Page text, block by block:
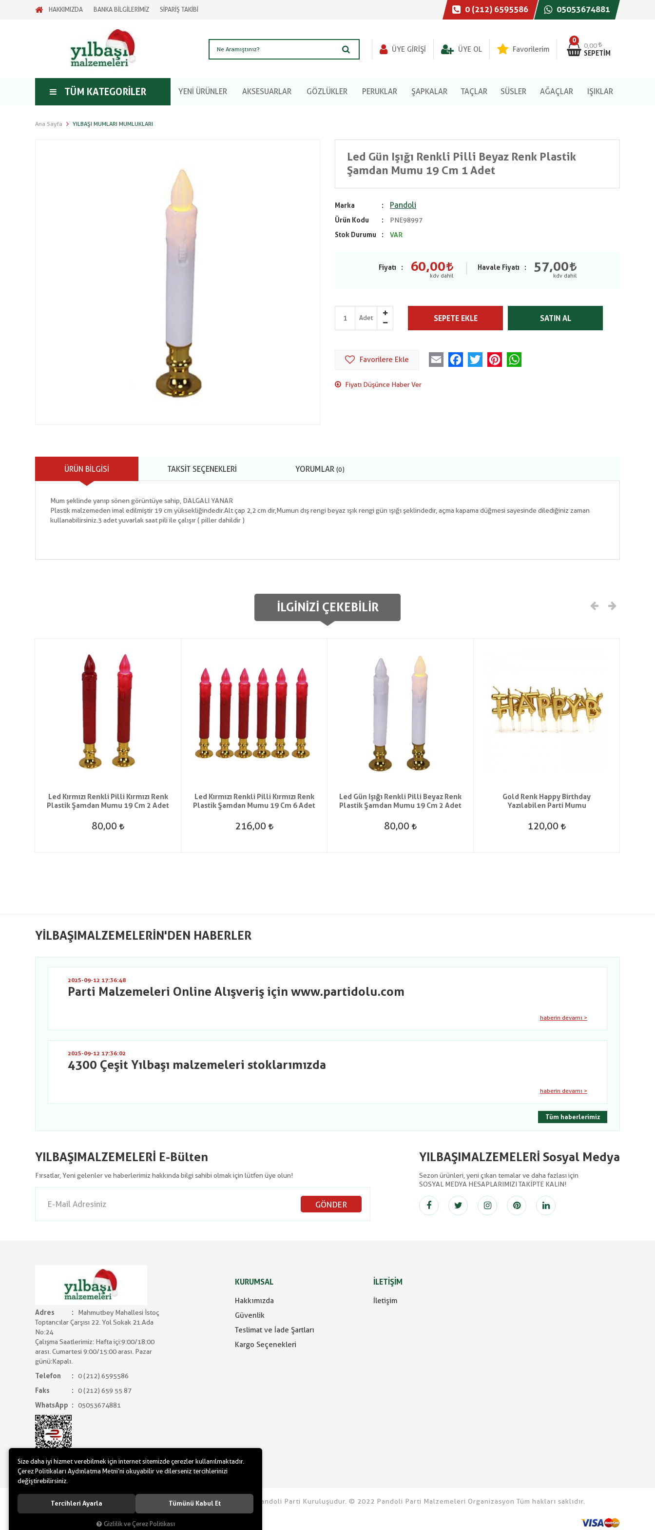
HAKKIMIZDA BANKA BİLGİLERİMİZ SİPARİŞ TAKİBİ 0 (212) 6595586 05053674881
0
0,00
SEPETIM
ÜYE GIRIŞI ÜYE OL Favorilerim
TÜM KATEGORILER YENİ ÜRÜNLER AKSESUARLAR GÖZLÜKLER PERUKLAR ŞAPKALAR TAÇLAR SÜSLER AĞAÇLAR IŞIKLAR
Ana Sayfa YILBAŞI MUMLARI MUMLUKLARI
Led Gün Işığı Renkli Pilli Beyaz Renk Plastik
Şamdan Mumu 19 Cm 1 Adet
Marka Pandoli
Ürün Kodu
PNE98997
Stok Durumu
VAR
Fiyatı 60,00 Havale Fiyatı 57,00
Adet SEPETE EKLE SATIN AL
Favorilere Ekle Email FacebookTwitter Pinterest
Fiyatı Düşünce Haber Ver
ÜRÜN BILGISI TAKSIT SEÇENEKLERI YORUMLAR (0)
Mum şeklinde yanıp sönen görüntüye sahip, DALGALI YANAR
Plastik malzemeden imal edilmiştir 19 cm yüksekliğindedir.Alt çap 2,2 cm dir,Mumun dış rengi beyaz ışık rengi gün ışığı şeklindedir, açma kapama düğmesi sayesinde dilediğiniz zaman
kullanabilirsiniz.3 adet yuvarlak saat pili ile çalışır ( piller dahildir )
İLGINIZI ÇEKEBILIR
Led Kırmızı Renkli Pilli Kırmızı Renk
Plastik Şamdan Mumu 19 Cm 2 Adet
80,00
Led Kırmızı Renkli Pilli Kırmızı Renk
Plastik Şamdan Mumu 19 Cm 6 Adet
216,00
Led Gün Işığı Renkli Pilli Beyaz Renk
Plastik Şamdan Mumu 19 Cm 2 Adet
80,00
Gold Renk Happy Birthday
Yazılabilen Parti Mumu
120,00
YILBAŞIMALZEMELERIN'DEN HABERLER
2025-09-12 17:36:48
Parti Malzemeleri Online Alışveriş için www.partidolu.com
haberin devamı >
2025-09-12 17:36:02
4300 Çeşit Yılbaşı malzemeleri stoklarımızda
haberin devamı >
Tüm haberlerimiz
YILBAŞIMALZEMELERİ E-Bülten
Fırsatlar, Yeni gelenler ve haberlerimiz hakkında bilgi sahibi olmak için lütfen üye olun!
GÖNDER
YILBAŞIMALZEMELERİ Sosyal Medya
Sezon ürünleri, yeni çıkan temalar ve daha fazlası için
SOSYAL MEDYA HESAPLARIMIZI TAKİPTE KALIN!
Adres
Mahmutbey Mahallesi İstoç
Toptancılar Çarşısı 22. Yol Sokak 21.Ada
No:24
Çalışma Saatlerimiz: Hafta içi:9:00/18:00
arası. Cumartesi 9:00/15:00 arası. Pazar
günü:Kapalı.
Telefon
0 (212) 6595586
Faks
0 (212) 659 55 87
WhatsApp
05053674881
KURUMSAL
Hakkımızda
Güvenlik
Teslimat ve İade Şartları
Kargo Seçenekleri
İLETİŞİM
İletişim
www.yilbasimalzemeleri.com - www.partidolu.com bir Pandoli Parti Kuruluşudur. © 2022 Pandoli Parti Malzemeleri Organizasyon Tüm hakları saklıdır.
Size daha iyi hizmet verebilmek için internet sitemizde çerezler kullanılmaktadır.
Çerez Politikaları Aydınlatma Metni’ni okuyabilir ve dilerseniz tercihlerinizi
değiştirebilirsiniz.
Tercihleri Ayarla Tümünü Kabul Et
Gizlilik ve Çerez Politikası